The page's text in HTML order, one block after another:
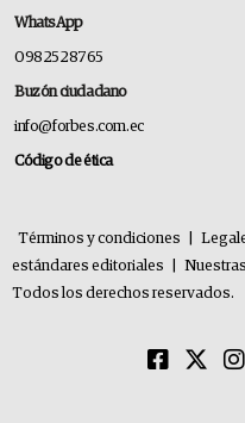
WhatsApp
0982528765
Buzón ciudadano
info@forbes.com.ec
Código de ética
Términos y condiciones
estándares editoriales
Todos los derechos reservados.